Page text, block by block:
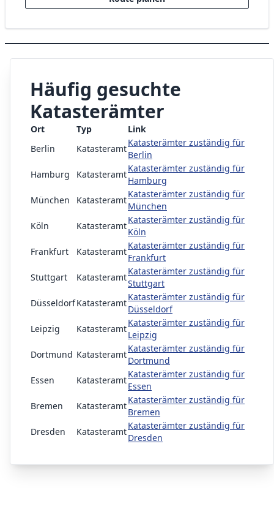
Häufig gesuchte
Katasterämter
Ort Typ
Link
Berlin
Katasteramt
Katasterämter zuständig für
Berlin
Hamburg
Katasteramt
Katasterämter zuständig für
Hamburg
München
Katasteramt
Katasterämter zuständig für
München
Köln
Katasteramt
Katasterämter zuständig für
Köln
Frankfurt
Katasteramt
Katasterämter zuständig für
Frankfurt
Stuttgart
Katasteramt
Katasterämter zuständig für
Stuttgart
DüsseldorfKatasteramt
Katasterämter zuständig für
Düsseldorf
Leipzig
Katasteramt
Katasterämter zuständig für
Leipzig
Dortmund Katasteramt
Katasterämter zuständig für
Dortmund
Essen
Katasteramt
Katasterämter zuständig für
Essen
Bremen
Katasteramt
Katasterämter zuständig für
Bremen
Dresden
Katasteramt
Katasterämter zuständig für
Dresden